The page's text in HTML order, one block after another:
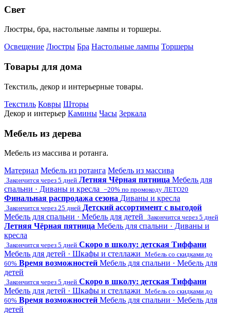
Свет
Люстры, бра, настольные лампы и торшеры.
Освещение Люстры Бра Настольные лампы Торшеры
Товары для дома
Текстиль, декор и интерьерные товары.
Текстиль Ковры Шторы
Декор и интерьер Камины Часы Зеркала
Мебель из дерева
Мебель из массива и ротанга.
Материал Мебель из ротанга Мебель из массива
Закончится через 5 дней Летняя Чёрная пятница Мебель для
спальни · Диваны и кресла −20% по промокоду ЛЕТО20
Финальная распродажа сезона Диваны и кресла
Закончится через 25 дней Детский ассортимент с выгодой
Мебель для спальни · Мебель для детей Закончится через 5 дней
Летняя Чёрная пятница Мебель для спальни · Диваны и
кресла
Закончится через 5 дней Скоро в школу: детская Тиффани
Мебель для детей · Шкафы и стеллажи Мебель со скидками до
60% Время возможностей Мебель для спальни · Мебель для
детей
Закончится через 5 дней Скоро в школу: детская Тиффани
Мебель для детей · Шкафы и стеллажи Мебель со скидками до
60% Время возможностей Мебель для спальни · Мебель для
детей